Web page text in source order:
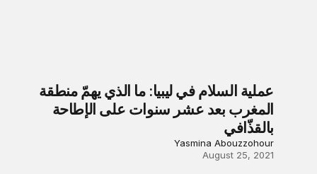
عملية السلام في ليبيا: ما الذي يهمّ منطقة
المغرب بعد عشر سنوات على الإطاحة
بالقذّافي
Yasmina Abouzzohour
August 25, 2021